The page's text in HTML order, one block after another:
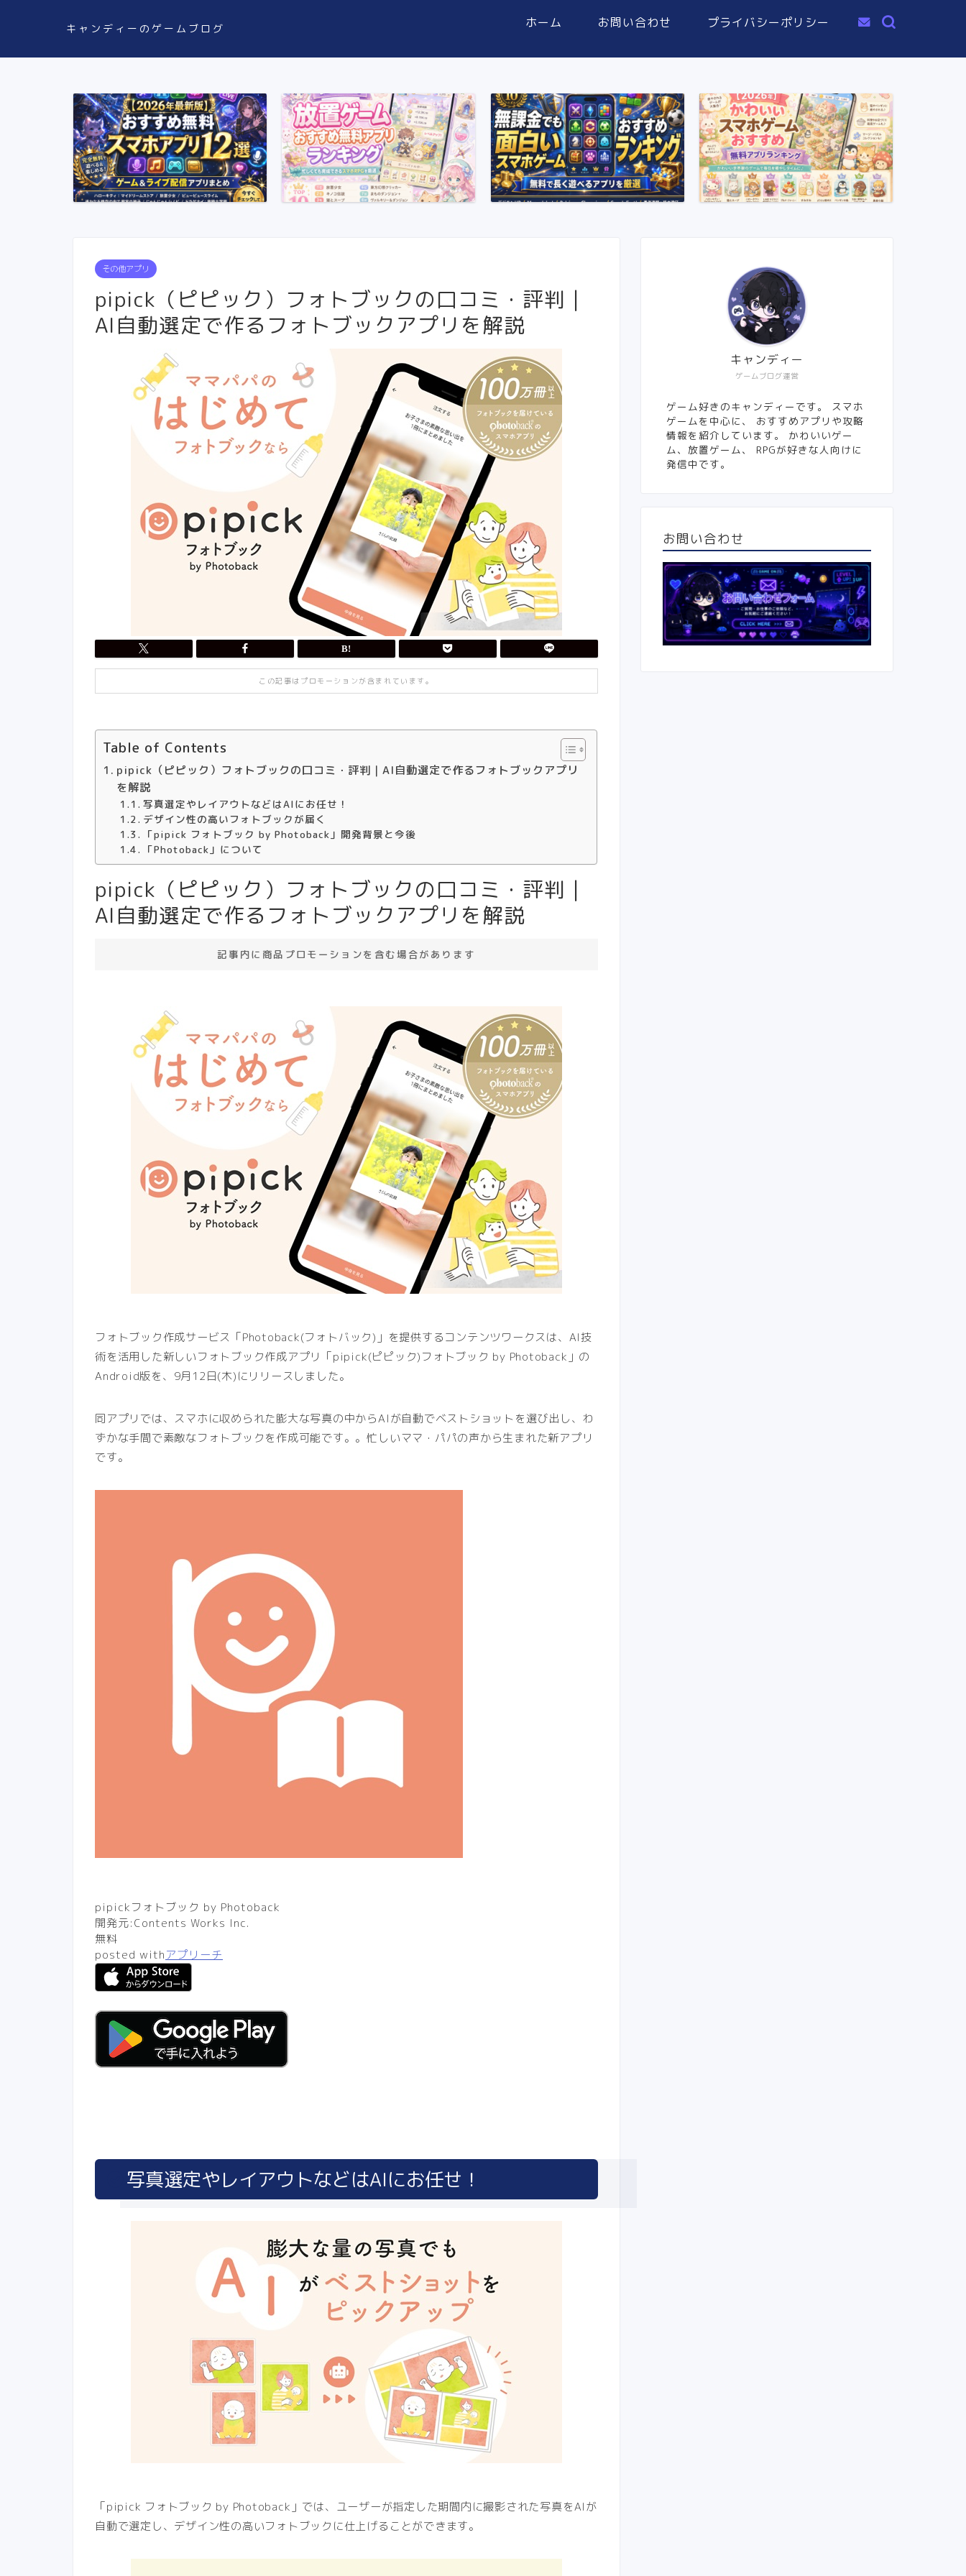
キャンディーのゲームブログ ホーム お問い合わせ プライバシーポリシー
その他アプリ
pipick（ピピック）フォトブックの口コミ・評判｜
AI自動選定で作るフォトブックアプリを解説
この記事はプロモーションが含まれています。
Table of Contents
pipick（ピピック）フォトブックの口コミ・評判｜AI自動選定で作るフォトブックアプリ
を解説
写真選定やレイアウトなどはAIにお任せ！
デザイン性の高いフォトブックが届く
「pipick フォトブック by Photoback」開発背景と今後
「Photoback」について
pipick（ピピック）フォトブックの口コミ・評判｜
AI自動選定で作るフォトブックアプリを解説
記事内に商品プロモーションを含む場合があります
フォトブック作成サービス「Photoback(フォトバック)」を提供するコンテンツワークスは、AI技
術を活用した新しいフォトブック作成アプリ「pipick(ピピック)フォトブック by Photoback」の
Android版を、9月12日(木)にリリースしました。
同アプリでは、スマホに収められた膨大な写真の中からAIが自動でベストショットを選び出し、わ
ずかな手間で素敵なフォトブックを作成可能です。。忙しいママ・パパの声から生まれた新アプリ
です。
pipickフォトブック by Photoback
開発元:Contents Works Inc.
無料
posted withアプリーチ
写真選定やレイアウトなどはAIにお任せ！
「pipick フォトブック by Photoback」では、ユーザーが指定した期間内に撮影された写真をAIが
自動で選定し、デザイン性の高いフォトブックに仕上げることができます。
ゲームブログ運営
キャンディー
ゲーム好きのキャンディーです。 スマホ
ゲームを中心に、 おすすめアプリや攻略
情報を紹介しています。 かわいいゲー
ム、放置ゲーム、 RPGが好きな人向けに
発信中です。
お問い合わせ